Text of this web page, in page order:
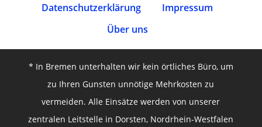
Datenschutz­erklärung
Impressum
Über uns
* In Bremen unterhalten wir kein örtliches Büro, um
zu Ihren Gunsten unnötige Mehrkosten zu
vermeiden. Alle Einsätze werden von unserer
zentralen Leitstelle in Dorsten, Nordrhein-Westfalen